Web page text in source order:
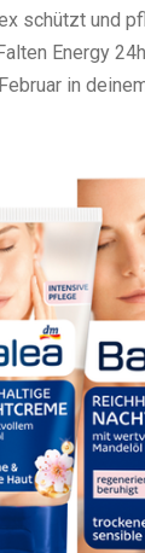
schützt und
Energy
in